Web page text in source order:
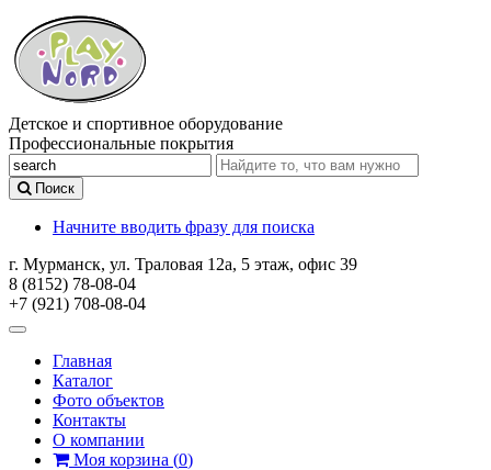
Детское и спортивное оборудование
Профессиональные покрытия
Поиск
Начните вводить фразу для поиска
г. Мурманск, ул. Траловая 12а, 5 этаж, офис 39
8 (8152) 78-08-04
+7 (921) 708-08-04
Главная
Каталог
Фото объектов
Контакты
О компании
Моя корзина (0)